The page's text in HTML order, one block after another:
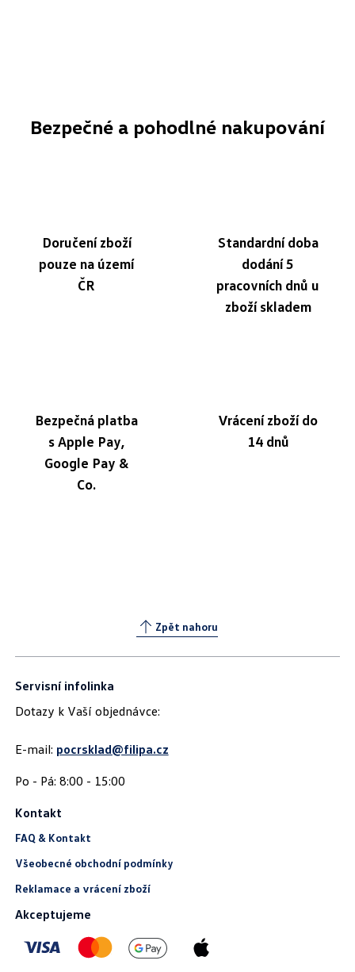
Bezpečné a pohodlné nakupování
Doručení zboží
pouze na území
ČR
Standardní doba
dodání 5
pracovních dnů u
zboží skladem
Bezpečná platba
s Apple Pay,
Google Pay &
Co.
Vrácení zboží do
14 dnů
Zpět nahoru
Servisní infolinka
Dotazy k Vaší objednávce:
E-mail: pocrsklad@filipa.cz
Kontakt
FAQ & Kontakt
Všeobecné obchodní podmínky
Reklamace a vrácení zboží
Akceptujeme